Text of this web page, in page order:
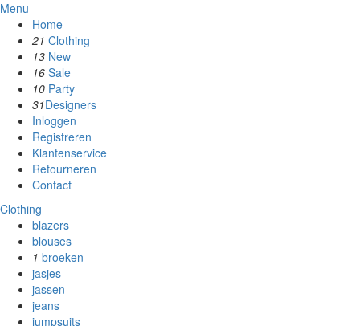
Menu
Home
21 Clothing
13 New
16 Sale
10 Party
31Designers
Inloggen
Registreren
Klantenservice
Retourneren
Contact
Clothing
blazers
blouses
1 broeken
jasjes
jassen
jeans
jumpsuits